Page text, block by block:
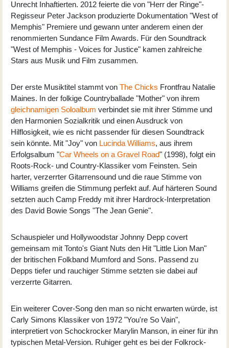
Unrecht Inhaftierten. 2012 feierte die von "Herr der Ringe"-
Regisseur Peter Jackson produzierte Dokumentation "West of
Memphis" Premiere und gewann unter anderem einen der
renommierten Sundance Film Awards. Für den Soundtrack
"West of Memphis - Voices for Justice" kamen zahlreiche
Stars aus Musik und Film zusammen.
Der erste Musiktitel stammt von The Chicks Frontfrau Natalie
Maines. In der folkige Countryballade "Mother" von ihrem
gleichnamigen Soloalbum verbindet sie mit ihrer Stimme und
den Harmonien Sozialkritik und einen Ausdruck von
Hilflosigkeit, wie es nicht passender für diesen Soundtrack
sein könnte. Mit "Joy" von Lucinda Williams, aus ihrem
Erfolgsalbum "Car Wheels on a Gravel Road" (1998), folgt ein
Roots-Rock- und Country-Klassiker vom Feinsten. Sein
harter, verzerrter Gitarrensound und die raue Stimme von
Williams greifen die Stimmung perfekt auf. Auf härteren Sound
setzten auch Camp Freddy mit ihrer Hardrock-Interpretation
des David Bowie Songs "The Jean Genie".
Schauspieler und Hollywoodstar Johnny Depp covert
gemeinsam mit Tonto's Giant Nuts den Hit "Little Lion Man"
der britischen Folkband Mumford and Sons. Passend zu
Depps tiefer und rauchiger Stimme setzten sie dabei auf
verzerrte Gitarren.
Ein weiterer Cover-Song den man so nicht erwarten würde, ist
Carly Simons Klassiker von 1972 "You're So Vain",
interpretiert von Schockrocker Marylin Manson, in einer für ihn
typischen Metal-Version. Ruhiger geht es bei der Folkrock-